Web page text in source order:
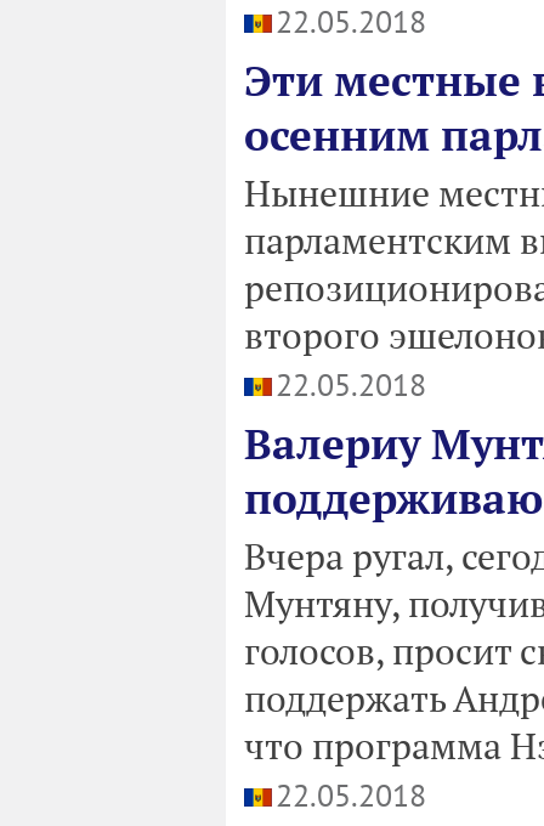
22.05.2018
Эти местные
осенним
Нынешние
парламентским
второго
22.05.2018
Валериу
Вчера ругал,
Мунтяну,
голосов, просит
поддержать
что программа
22.05.2018